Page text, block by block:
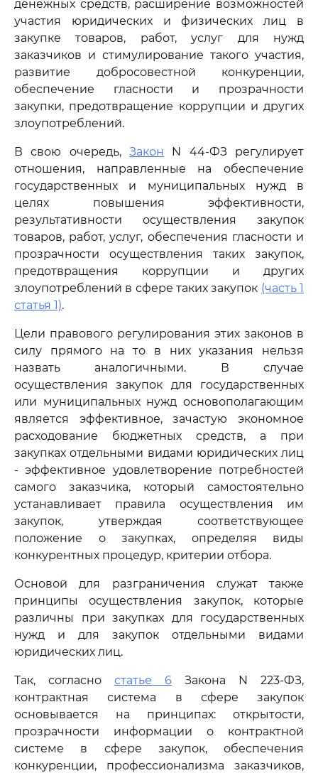
денежных средств, расширение возможностей
участия юридических и физических лиц в
закупке товаров, работ, услуг для нужд
заказчиков и стимулирование такого участия,
развитие добросовестной конкуренции,
обеспечение гласности и прозрачности
закупки, предотвращение коррупции и других
злоупотреблений.
В свою очередь, Закон N 44-ФЗ регулирует
отношения, направленные на обеспечение
государственных и муниципальных нужд в
целях повышения эффективности,
результативности осуществления закупок
товаров, работ, услуг, обеспечения гласности и
прозрачности осуществления таких закупок,
предотвращения коррупции и других
злоупотреблений в сфере таких закупок (часть 1
статья 1).
Цели правового регулирования этих законов в
силу прямого на то в них указания нельзя
назвать аналогичными. В случае
осуществления закупок для государственных
или муниципальных нужд основополагающим
является эффективное, зачастую экономное
расходование бюджетных средств, а при
закупках отдельными видами юридических лиц
- эффективное удовлетворение потребностей
самого заказчика, который самостоятельно
устанавливает правила осуществления им
закупок, утверждая соответствующее
положение о закупках, определяя виды
конкурентных процедур, критерии отбора.
Основой для разграничения служат также
принципы осуществления закупок, которые
различны при закупках для государственных
нужд и для закупок отдельными видами
юридических лиц.
Так, согласно статье 6 Закона N 223-ФЗ,
контрактная система в сфере закупок
основывается на принципах: открытости,
прозрачности информации о контрактной
системе в сфере закупок, обеспечения
конкуренции, профессионализма заказчиков,